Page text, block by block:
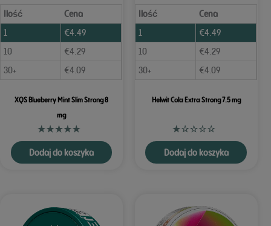
Ilość
Cena
1
€4.49
10
€4.29
30+
€4.09
XQS Blueberry Mint Slim Strong 8
mg
Dodaj do koszyka
Ilość
Cena
1
€4.49
10
€4.29
30+
€4.09
Helwit Cola Extra Strong 7.5 mg
Dodaj do koszyka